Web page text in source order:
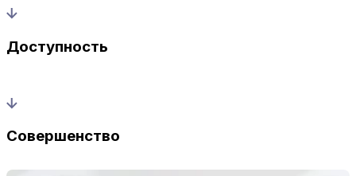
Доступность
Совершенство